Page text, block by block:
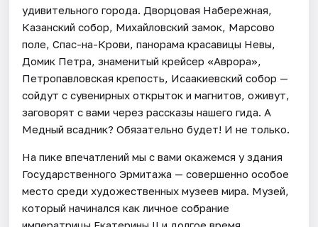
удивительного города. Дворцовая Набережная,
Казанский собор, Михайловский замок, Марсово
поле, Спас-на-Крови, панорама красавицы Невы,
Домик Петра, знаменитый крейсер «Аврора»,
Петропавловская крепость, Исаакиевский собор —
сойдут с сувенирных открыток и магнитов, оживут,
заговорят с вами через рассказы нашего гида. А
Медный всадник? Обязательно будет! И не только.
На пике впечатлений мы с вами окажемся у здания
Государственного Эрмитажа — совершенно особое
место среди художественных музеев мира. Музей,
который начинался как личное собрание